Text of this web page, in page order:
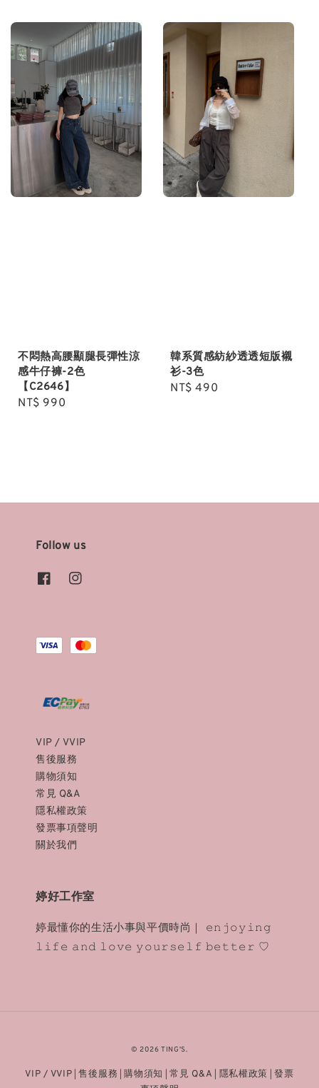
不悶熱高腰顯腿長彈性涼
感牛仔褲-2色
【C2646】
Regular
NT$ 990
韓系質感紡紗透透短版襯
衫-3色
Regular
NT$ 490
Follow us
VIP / VVIP
售後服務
購物須知
常見 Q&A
隱私權政策
發票事項聲明
關於我們
婷好工作室
婷最懂你的生活小事與平價時尚｜ 𝚎𝚗𝚓𝚘𝚢𝚒𝚗𝚐
𝚕𝚒𝚏𝚎 𝚊𝚗𝚍 𝚕𝚘𝚟𝚎 𝚢𝚘𝚞𝚛𝚜𝚎𝚕𝚏 𝚋𝚎𝚝𝚝𝚎𝚛 ♡
© 2026 TING'S.
VIP / VVIP |售後服務 |購物須知 |常見 Q&A 隱私權政策 |發票